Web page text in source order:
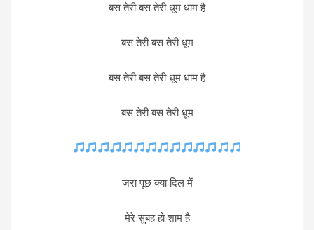
बस तेरी बस तेरी धूम धाम है
बस तेरी बस तेरी धूम
बस तेरी बस तेरी धूम धाम है
बस तेरी बस तेरी धूम
ज़रा पूछ क्या दिल में
मेरे सुबह हो शाम है